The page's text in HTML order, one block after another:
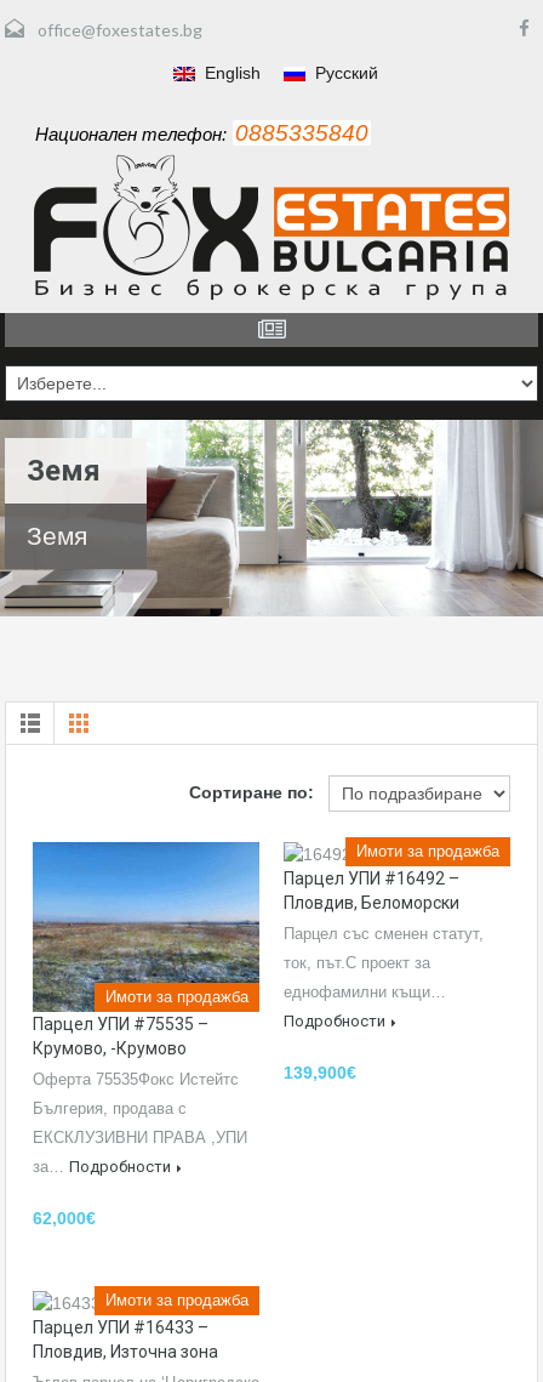
office@foxestates.bg
English Русский
Национален телефон: 0885335840
Земя
Земя
Сортиране по:
Имоти за продажба
парцел УПИ #75535 –
Крумово, -Крумово
Оферта 75535Фокс Истейтс
Бългерия, продава с
ЕКСКЛУЗИВНИ ПРАВА ,УПИ
за… Подробности
62,000€
Имоти за продажба
парцел УПИ #16492 –
Пловдив, Беломорски
Парцел със сменен статут,
ток, път.С проект за
еднофамилни къщи…
Подробности
139,900€
Имоти за продажба
парцел УПИ #16433 –
Пловдив, Източна зона